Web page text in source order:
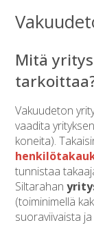
Mitä
Vakuudeton
vaadita
koneita).
tunnistaa
Siltarahan
(toiminimellä
suoraviivaista